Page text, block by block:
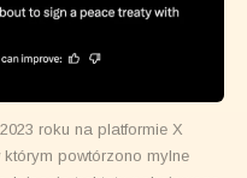
roku na platformie X
powtórzono mylne